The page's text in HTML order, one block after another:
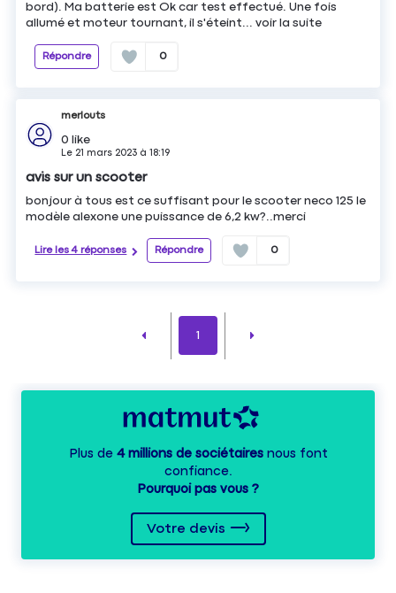
bord). Ma batterie est Ok car test effectué. Une fois
allumé et moteur tournant, il s'éteint...voir la suite
Répondre 0
merlouts
0 like
Le 21 mars 2023 à18:19
avis sur un scooter
bonjour à tous est ce suffisant pour le scooter neco 125 le
modèle alexone une puissance de 6,2 kw?..merci
Lire les 4 réponses Répondre 0
1
Plus de 4 millions de sociétairesnous font
confiance.
Pourquoi pas vous ?
Votre devis